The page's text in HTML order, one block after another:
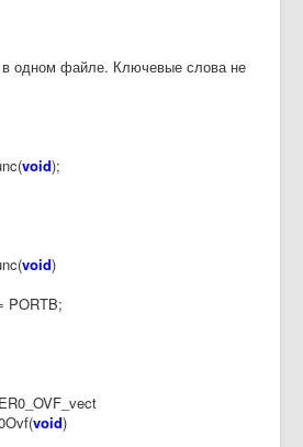
одном файле. Ключевые слова не
void);
void)
PORTB;
void)